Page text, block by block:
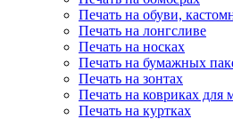
Печать на обуви,
Печать на лонгсливе
Печать на носках
Печать на бумажных
Печать на зонтах
Печать на ковриках
Печать на куртках